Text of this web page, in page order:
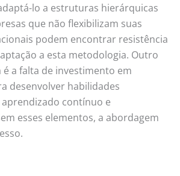
lo a estruturas hierárquicas
que não flexibilizam suas
podem encontrar resistência
a esta metodologia. Outro
a falta de investimento em
desenvolver habilidades
contínuo e
esses elementos, a abordagem